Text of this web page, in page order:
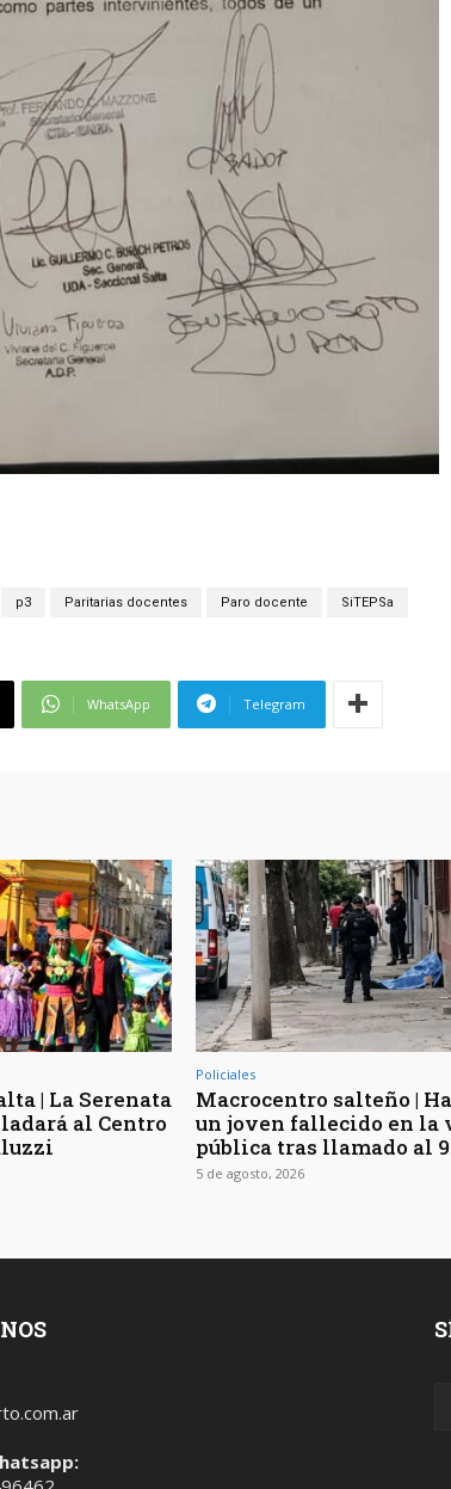
p3 Paritarias docentes Paro docente SiTEPSa
WhatsApp Telegram
| La Serenata
al Centro
Policiales
Macrocentro salteño |
un joven fallecido en la
pública tras llamado al
5 de agosto, 2026